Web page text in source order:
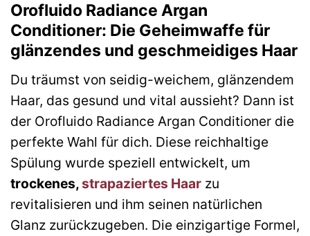
Orofluido Radiance Argan
Conditioner: Die Geheimwaffe für
glänzendes und geschmeidiges Haar
Du träumst von seidig-weichem, glänzendem
Haar, das gesund und vital aussieht? Dann ist
der Orofluido Radiance Argan Conditioner die
perfekte Wahl für dich. Diese reichhaltige
Spülung wurde speziell entwickelt, um
trockenes,strapaziertes Haar zu
revitalisieren und ihm seinen natürlichen
Glanz zurückzugeben. Die einzigartige Formel,